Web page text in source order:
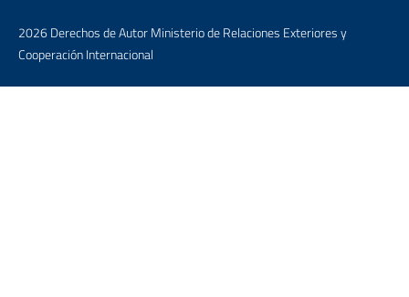
2026 Derechos de Autor Ministerio de Relaciones Exteriores y
Cooperación Internacional